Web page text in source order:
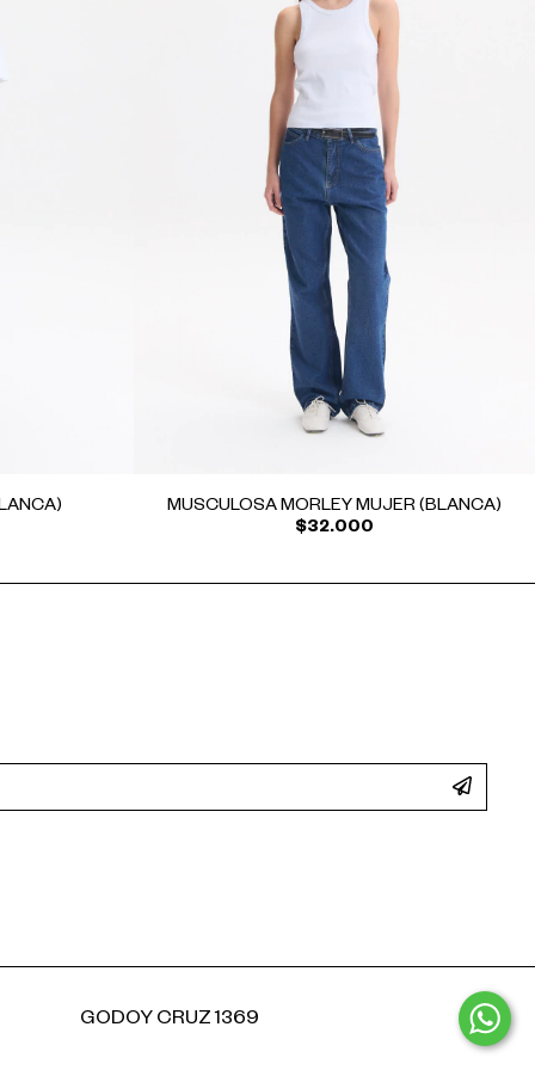
MUSCULOSA MORLEY MUJER (BLANCA)
$32.000
GODOY CRUZ 1369